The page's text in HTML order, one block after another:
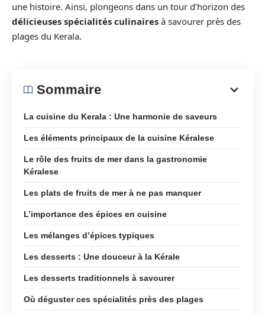
une histoire. Ainsi, plongeons dans un tour d’horizon des
délicieuses spécialités culinaires à savourer près des
plages du Kerala.
Sommaire
La cuisine du Kerala : Une harmonie de saveurs
Les éléments principaux de la cuisine Kéralese
Le rôle des fruits de mer dans la gastronomie
Kéralese
Les plats de fruits de mer à ne pas manquer
L’importance des épices en cuisine
Les mélanges d’épices typiques
Les desserts : Une douceur à la Kérale
Les desserts traditionnels à savourer
Où déguster ces spécialités près des plages